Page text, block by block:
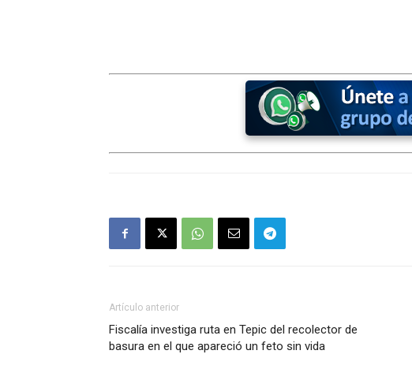
Artículo anterior
Fiscalía investiga ruta en Tepic del recolector de
basura en el que apareció un feto sin vida